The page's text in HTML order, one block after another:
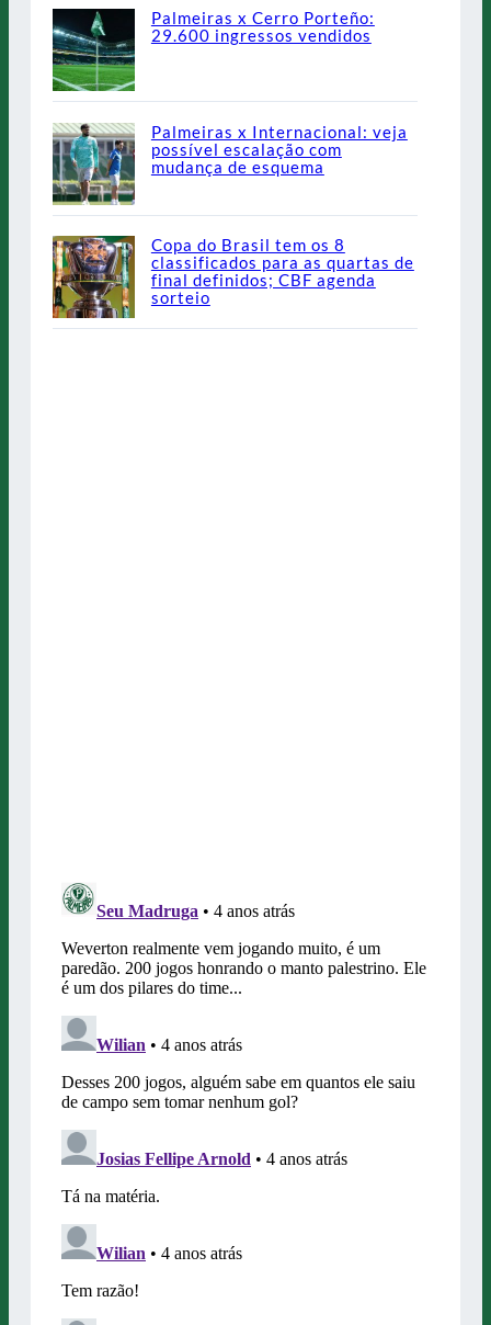
Palmeiras x Cerro Porteño:
29.600 ingressos vendidos
Palmeiras x Internacional: veja
possível escalação com
mudança de esquema
Copa do Brasil tem os 8
classificados para as quartas de
final definidos; CBF agenda
sorteio